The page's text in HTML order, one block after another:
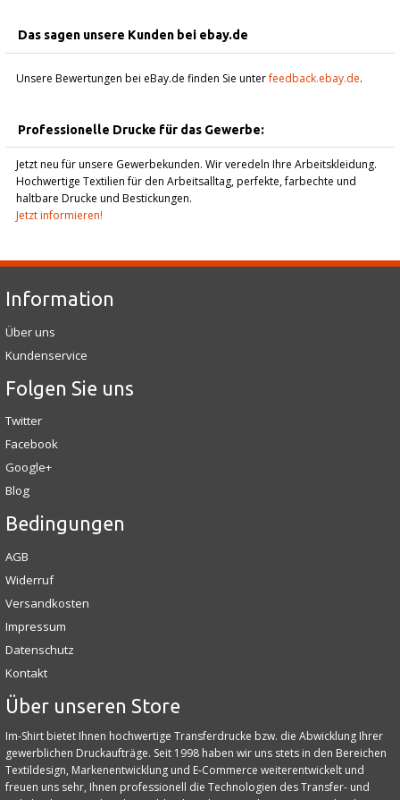
Das sagen unsere Kunden bei ebay.de
Unsere Bewertungen bei eBay.de finden Sie unterfeedback.ebay.de.
Professionelle Drucke für das Gewerbe:
Jetzt neu für unsere Gewerbekunden. Wir veredeln Ihre Arbeitskleidung.
Hochwertige Textilien für den Arbeitsalltag, perfekte, farbechte und
haltbare Drucke und Bestickungen.
Jetzt informieren!
Information
Über uns
Kundenservice
Folgen Sie uns
Twitter
Facebook
Google+
Blog
Bedingungen
AGB
Widerruf
Versandkosten
Impressum
Datenschutz
Kontakt
Über unseren Store
Im-Shirt bietet Ihnen hochwertige Transferdrucke bzw. die Abwicklung Ihrer
gewerblichen Druckaufträge. Seit 1998 haben wir uns stets in den Bereichen
Textildesign, Markenentwicklung und E‑Commerce weiterentwickelt und
freuen uns sehr, Ihnen professionell die Technologien des Transfer- und